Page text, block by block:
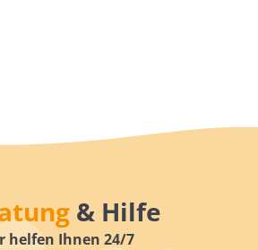
& Hilfe
helfen Ihnen 24/7